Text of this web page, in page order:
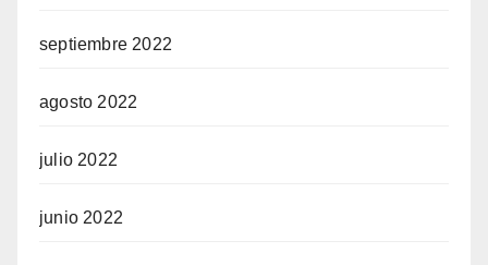
septiembre 2022
agosto 2022
julio 2022
junio 2022